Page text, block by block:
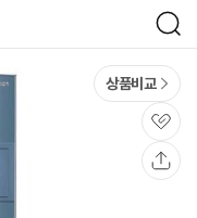
검
색
상품비교
관
심